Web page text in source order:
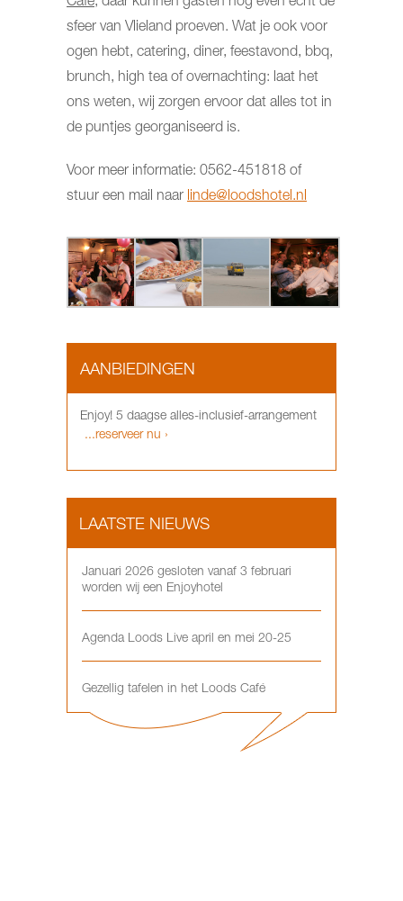
sfeer van Vlieland proeven. Wat je ook voor
ogen hebt, catering, diner, feestavond, bbq,
brunch, high tea of overnachting: laat het
ons weten, wij zorgen ervoor dat alles tot in
de puntjes georganiseerd is.
Voor meer informatie: 0562-451818 of
stuur een mail naar linde@loodshotel.nl
AANBIEDINGEN
Enjoy! 5 daagse alles-inclusief-arrangement
...reserveer nu ›
LAATSTE NIEUWS
Januari 2026 gesloten vanaf 3 februari
worden wij een Enjoyhotel
Agenda Loods Live april en mei 20-25
Gezellig tafelen in het Loods Café